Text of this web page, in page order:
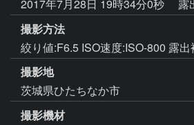
2017年7月28日 19時34分0秒
露
撮影方法
絞り値:F6.5 ISO速度:ISO-800 露
撮影地
茨城県ひたちなか市
撮影機材